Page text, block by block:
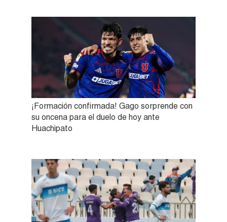
¡Formación confirmada! Gago sorprende con
su oncena para el duelo de hoy ante
Huachipato